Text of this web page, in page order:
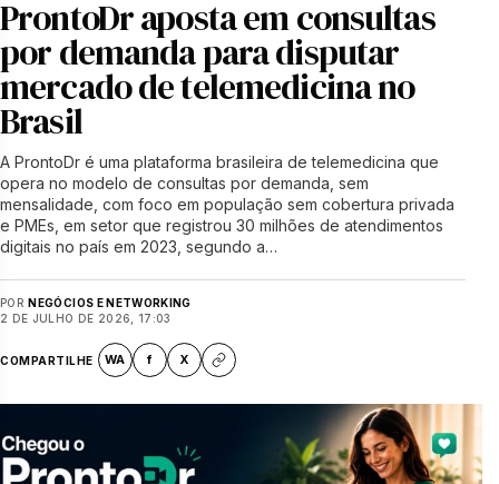
ProntoDr aposta em consultas
por demanda para disputar
mercado de telemedicina no
Brasil
A ProntoDr é uma plataforma brasileira de telemedicina que
opera no modelo de consultas por demanda, sem
mensalidade, com foco em população sem cobertura privada
e PMEs, em setor que registrou 30 milhões de atendimentos
digitais no país em 2023, segundo a…
POR NEGÓCIOS E NETWORKING
2 DE JULHO DE 2026, 17:03
COMPARTILHE WA f X